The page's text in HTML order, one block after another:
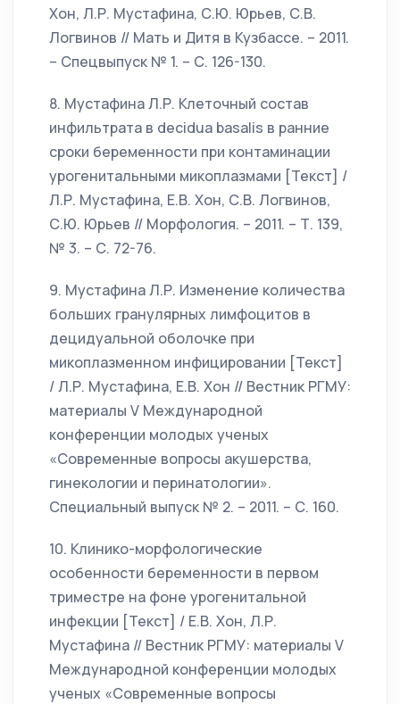
Хон, Л.Р. Мустафина, С.Ю. Юрьев, С.В.
Логвинов // Мать и Дитя в Кузбассе. – 2011.
– Спецвыпуск № 1. – С. 126-130.
8. Мустафина Л.Р. Клеточный состав
инфильтрата в decidua basalis в ранние
сроки беременности при контаминации
урогенитальными микоплазмами [Текст] /
Л.Р. Мустафина, Е.В. Хон, С.В. Логвинов,
С.Ю. Юрьев // Морфология. – 2011. – Т. 139,
№ 3. – С. 72-76.
9. Мустафина Л.Р. Изменение количества
больших гранулярных лимфоцитов в
децидуальной оболочке при
микоплазменном инфицировании [Текст]
/ Л.Р. Мустафина, Е.В. Хон // Вестник РГМУ:
материалы V Международной
конференции молодых ученых
«Современные вопросы акушерства,
гинекологии и перинатологии».
Специальный выпуск № 2. – 2011. – С. 160.
10. Клинико-морфологические
особенности беременности в первом
триместре на фоне урогенитальной
инфекции [Текст] / Е.В. Хон, Л.Р.
Мустафина // Вестник РГМУ: материалы V
Международной конференции молодых
ученых «Современные вопросы